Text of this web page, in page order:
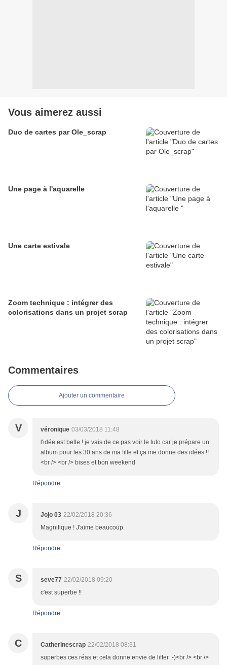
Vous aimerez aussi
Duo de cartes par Ole_scrap
Une page à l'aquarelle
Une carte estivale
Zoom technique : intégrer des
colorisations dans un projet scrap
Commentaires
Ajouter un commentaire
V véronique 03/03/2018 11:48
l'idée est belle ! je vais de ce pas voir le tuto car je prépare un
album pour les 30 ans de ma fille et ça me donne des idées !!
<br /> <br /> bises et bon weekend
Répondre
J Jojo 03 22/02/2018 20:36
Magnifique ! J'aime beaucoup.
Répondre
S seve77 22/02/2018 09:20
c'est superbe !!
Répondre
C Catherinescrap 22/02/2018 08:31
superbes ces réas et cela donne envie de lifter :-)<br /> <br />